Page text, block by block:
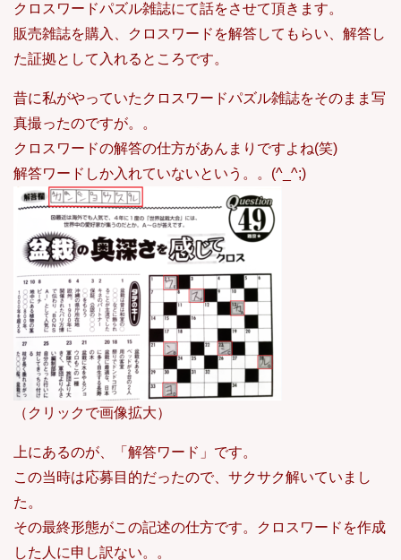
クロスワードパズル雑誌にて話をさせて頂きます。
販売雑誌を購入、クロスワードを解答してもらい、解答し
た証拠として入れるところです。
昔に私がやっていたクロスワードパズル雑誌をそのまま写
真撮ったのですが。。
クロスワードの解答の仕方があんまりですよね(笑)
解答ワードしか入れていないという。。(^_^;)
（クリックで画像拡大）
上にあるのが、「解答ワード」です。
この当時は応募目的だったので、サクサク解いていまし
た。
その最終形態がこの記述の仕方です。クロスワードを作成
した人に申し訳ない。。